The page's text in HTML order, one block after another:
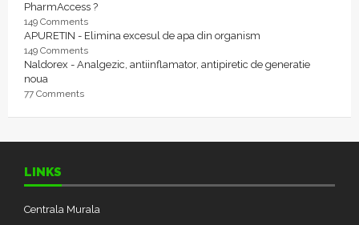
PharmAccess ?
149 Comments
APURETIN - Elimina excesul de apa din organism
149 Comments
Naldorex - Analgezic, antiinflamator, antipiretic de generatie
noua
77 Comments
LINKS
Centrala Murala